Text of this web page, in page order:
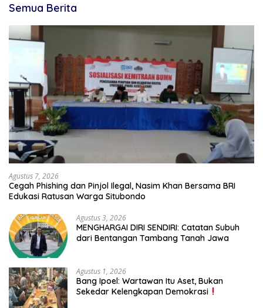
Semua Berita
Agustus 7, 2026
Cegah Phishing dan Pinjol Ilegal, Nasim Khan Bersama BRI
Edukasi Ratusan Warga Situbondo
Agustus 3, 2026
MENGHARGAI DIRI SENDIRI: Catatan Subuh
dari Bentangan Tambang Tanah Jawa
Agustus 1, 2026
Bang Ipoel: Wartawan Itu Aset, Bukan
Sekedar Kelengkapan Demokrasi